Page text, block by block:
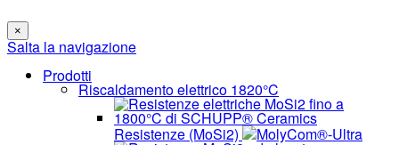
×
Salta la navigazione
Prodotti
Riscaldamento elettrico 1820°C
Resistenze (MoSi2) MolyCom®-Ultra